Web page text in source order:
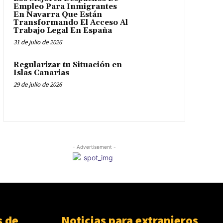
Empleo Para Inmigrantes
En Navarra Que Están
Transformando El Acceso Al
Trabajo Legal En España
31 de julio de 2026
Regularizar tu Situación en
Islas Canarias
29 de julio de 2026
- Advertisement -